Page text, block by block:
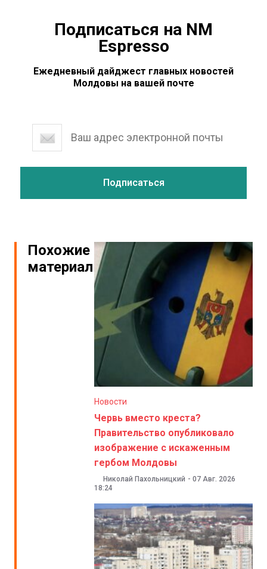
Подписаться на NM
Espresso
Ежедневный дайджест главных новостей
Молдовы на вашей почте
Похожие
материалы
Новости
Червь вместо креста?
Правительство опубликовало
изображение с искаженным
гербом Молдовы
Николай Пахольницкий - 07 Авг. 2026
18:24